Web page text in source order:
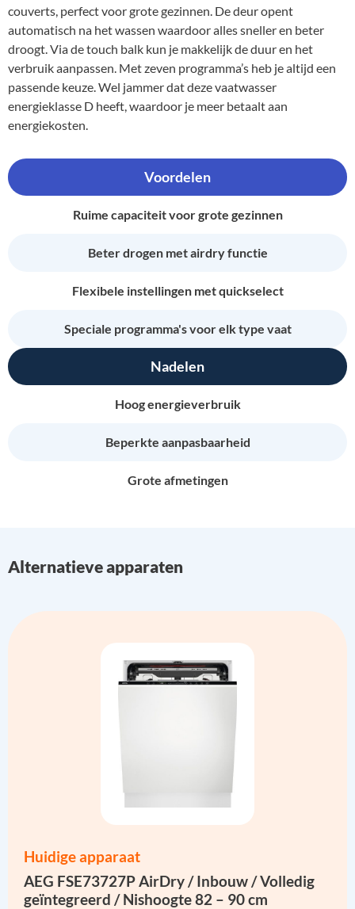
couverts, perfect voor grote gezinnen. De deur opent
automatisch na het wassen waardoor alles sneller en beter
droogt. Via de touch balk kun je makkelijk de duur en het
verbruik aanpassen. Met zeven programma’s heb je altijd een
passende keuze. Wel jammer dat deze vaatwasser
energieklasse D heeft, waardoor je meer betaalt aan
energiekosten.
Voordelen
Ruime capaciteit voor grote gezinnen
Beter drogen met airdry functie
Flexibele instellingen met quickselect
Speciale programma's voor elk type vaat
Nadelen
Hoog energieverbruik
Beperkte aanpasbaarheid
Grote afmetingen
Alternatieve apparaten
Huidige apparaat
AEG FSE73727P AirDry / Inbouw / Volledig
geïntegreerd / Nishoogte 82 – 90 cm